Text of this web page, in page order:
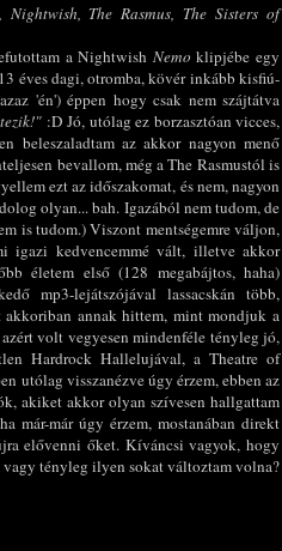
Nightwish, The Rasmus, The Sisters of
a Nightwish Nemoklipjébe egy
éves dagi, otromba, kövér inkább kisfiú-
'én') éppen hogy csak nem szájtátva
:D Jó, utólag ez borzasztóan vicces,
beleszaladtam az akkor nagyon menő
bevallom, még a The Rasmustól is
ezt az időszakomat, és nem, nagyon
olyan... bah. Igazából nem tudom, de
is tudom.) Viszont mentségemre váljon,
igazi kedvencemmé vált, illetve akkor
életem első (128 megabájtos, haha)
mp3-lejátszójával lassacskán több,
akkoriban annak hittem, mint mondjuk a
volt vegyesen mindenféle tényleg jó,
Hardrock Hallelujával, a Theatre of
utólag visszanézve úgy érzem, ebben az
akiket akkor olyan szívesen hallgattam
már-már úgy érzem, mostanában direkt
elővenni őket. Kíváncsi vagyok, hogy
tényleg ilyen sokat változtam volna?